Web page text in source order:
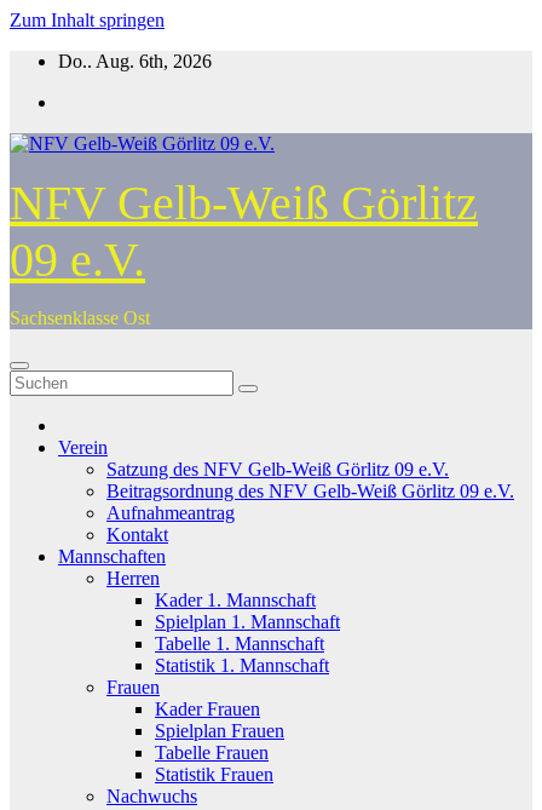
Zum Inhalt springen
Do.. Aug. 6th, 2026
NFV Gelb-Weiß Görlitz
09 e.V.
Sachsenklasse Ost
Verein
Satzung des NFV Gelb-Weiß Görlitz 09 e.V.
Beitragsordnung des NFV Gelb-Weiß Görlitz 09 e.V.
Aufnahmeantrag
Kontakt
Mannschaften
Herren
Kader 1. Mannschaft
Spielplan 1. Mannschaft
Tabelle 1. Mannschaft
Statistik 1. Mannschaft
Frauen
Kader Frauen
Spielplan Frauen
Tabelle Frauen
Statistik Frauen
Nachwuchs